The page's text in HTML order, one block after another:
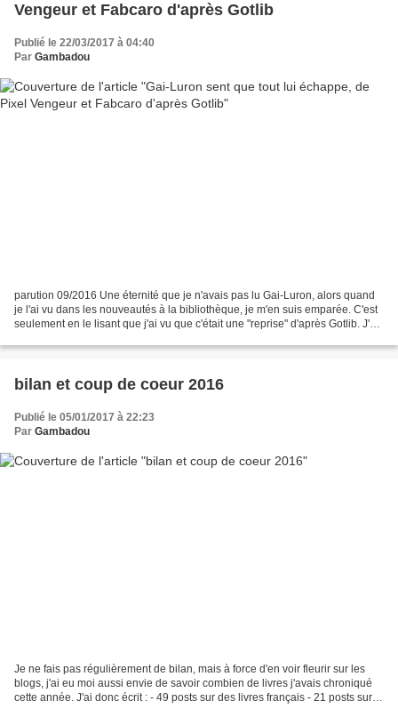
Vengeur et Fabcaro d'après Gotlib
Publié le 22/03/2017 à 04:40
Par Gambadou
parution 09/2016 Une éternité que je n'avais pas lu Gai-Luron, alors quand
je l'ai vu dans les nouveautés à la bibliothèque, je m'en suis emparée. C'est
seulement en le lisant que j'ai vu que c'était une "reprise" d'après Gotlib. J'ai
bilan et coup de coeur 2016
Publié le 05/01/2017 à 22:23
Par Gambadou
Je ne fais pas régulièrement de bilan, mais à force d'en voir fleurir sur les
blogs, j'ai eu moi aussi envie de savoir combien de livres j'avais chroniqué
cette année. J'ai donc écrit : - 49 posts sur des livres français - 21 posts sur